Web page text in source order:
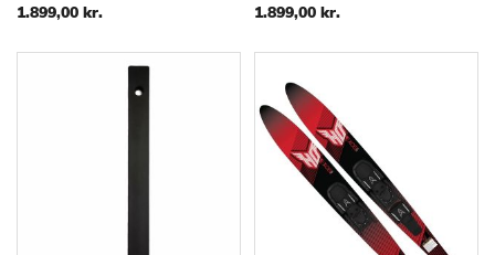
1.899,00 kr.
1.899,00 kr.